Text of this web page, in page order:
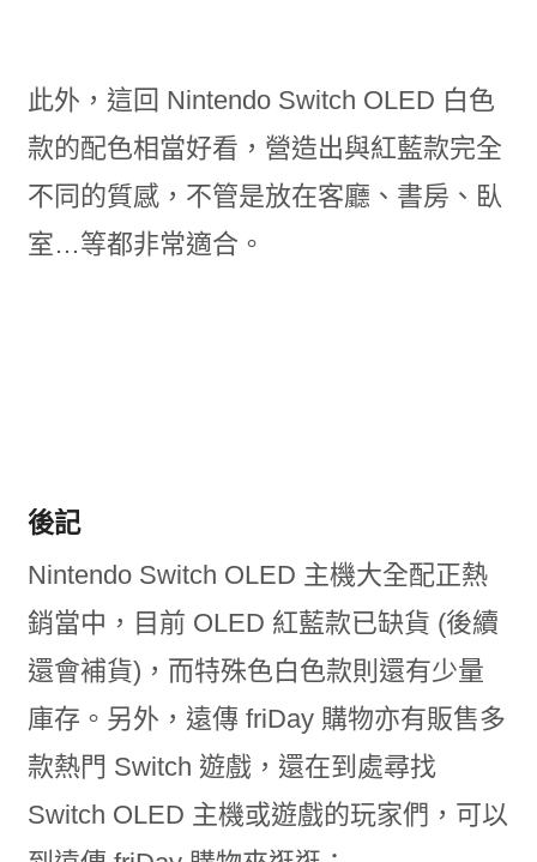
此外，這回 Nintendo Switch OLED 白色
款的配色相當好看，營造出與紅藍款完全
不同的質感，不管是放在客廳、書房、臥
室…等都非常適合。
後記
Nintendo Switch OLED 主機大全配正熱
銷當中，目前 OLED 紅藍款已缺貨 (後續
還會補貨)，而特殊色白色款則還有少量
庫存。另外，遠傳 friDay 購物亦有販售多
款熱門 Switch 遊戲，還在到處尋找
Switch OLED 主機或遊戲的玩家們，可以